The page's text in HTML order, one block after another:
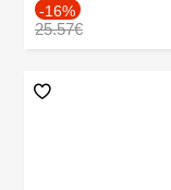
-16%
25.57€